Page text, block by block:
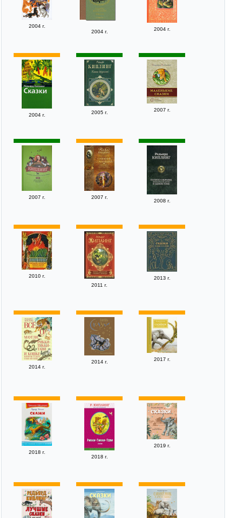
2004 г.
2004 г.
2004 г.
2004 г. 2005 г. 2007 г.
2007 г. 2007 г.
2008 г.
2010 г.
2011 г.
2013 г.
2014 г.
2014 г. 2017 г.
2018 г.
2018 г.
2019 г.